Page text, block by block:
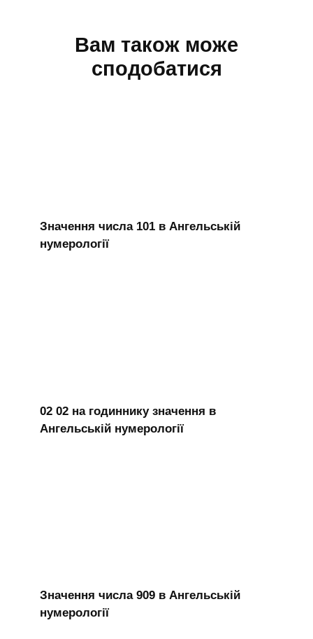
Вам також може
сподобатися
Значення числа 101 в Ангельській
нумерології
02 02 на годиннику значення в
Ангельській нумерології
Значення числа 909 в Ангельській
нумерології